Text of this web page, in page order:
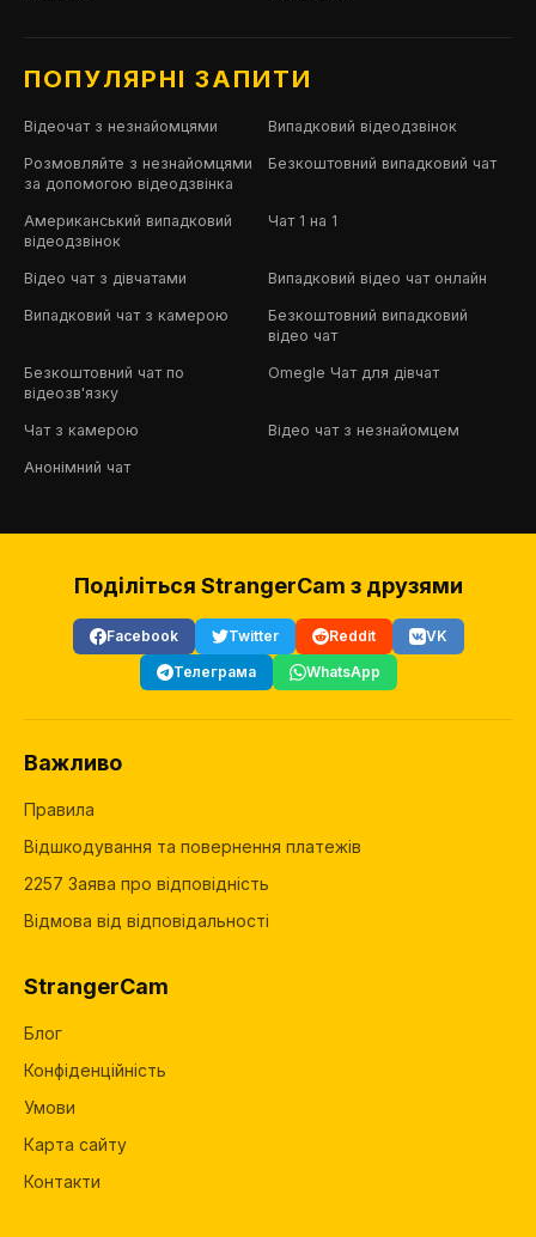
ПОПУЛЯРНІ ЗАПИТИ
Відеочат з незнайомцями Випадковий відеодзвінок
Розмовляйте з незнайомцями
за допомогою відеодзвінка
Безкоштовний випадковий чат
Американський випадковий
відеодзвінок
Чат 1 на 1
Відео чат з дівчатами Випадковий відео чат онлайн
Випадковий чат з камерою
Безкоштовний випадковий
відео чат
Безкоштовний чат по
відеозв'язку
Omegle Чат для дівчат
Чат з камерою Відео чат з незнайомцем
Анонімний чат
Поділіться StrangerCam з друзями
Facebook Twitter Reddit
VK
Телеграма
WhatsApp
Важливо
Правила
Відшкодування та повернення платежів
2257 Заява про відповідність
Відмова від відповідальності
StrangerCam
Блог
Конфіденційність
Умови
Карта сайту
Контакти